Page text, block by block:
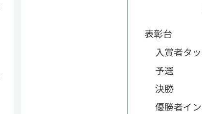
表彰台
入賞者タ
予選
決勝
優勝者イ